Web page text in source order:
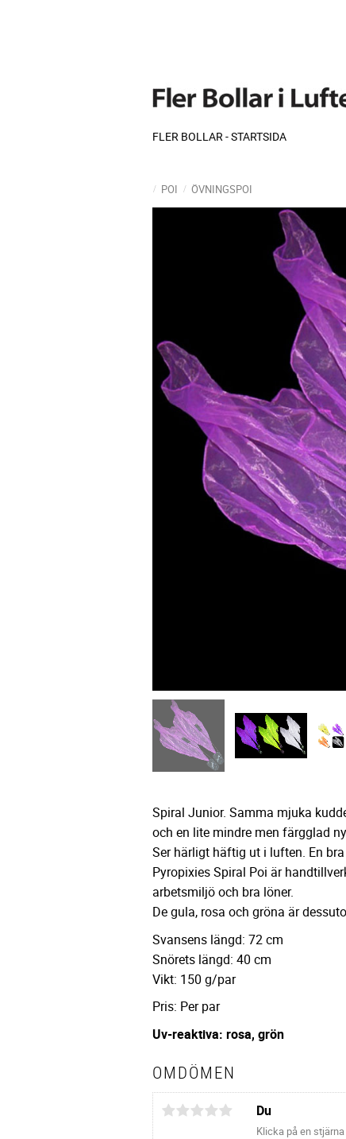
FLER BOLLAR - STARTSIDA
POI ÖVNINGSPOI
Spiral Junior. Samma mjuka
och en lite mindre men färgglad
Ser härligt häftig ut i luften. En
Pyropixies Spiral Poi är
arbetsmiljö och bra löner.
De gula, rosa och gröna är
Svansens längd: 72 cm
Snörets längd: 40 cm
Vikt: 150 g/par
Pris: Per par
Uv-reaktiva: rosa, grön
OMDÖMEN
Du
Klicka på en